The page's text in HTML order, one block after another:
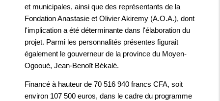
et municipales, ainsi que des représentants de la
Fondation Anastasie et Olivier Akiremy (A.O.A.), dont
l'implication a été déterminante dans l'élaboration du
projet. Parmi les personnalités présentes figurait
également le gouverneur de la province du Moyen-
Ogooué, Jean-Benoît Békalé.
Financé à hauteur de 70 516 940 francs CFA, soit
environ 107 500 euros, dans le cadre du programme